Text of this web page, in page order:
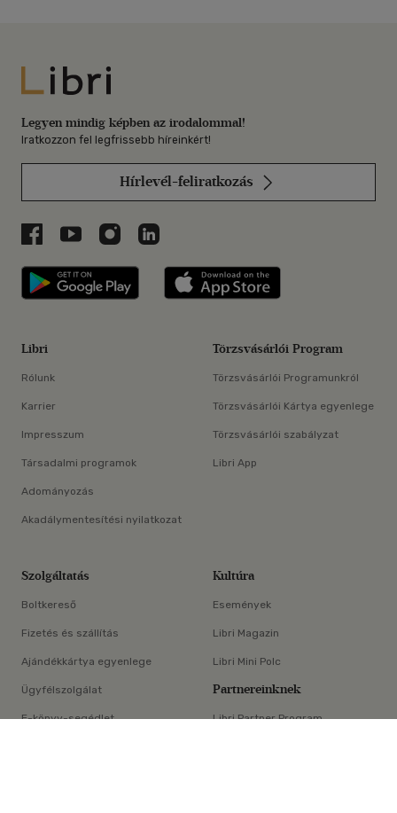
×
Libri
Legyen mindig képben az irodalommal!
Iratkozzon fel legfrissebb híreinkért!
Hírlevél-feliratkozás
Libri a Facebookon
Libri a Youtube-on
Libri az Instagramon
Libri a LinkedInen
Libri applikáció Szerezd meg: Google
Libri
Rólunk
Karrier
Impresszum
Társadalmi programok
Adományozás
Akadálymentesítési nyilatkozat
Törzsvásárlói Program
Törzsvásárlói Programunkról
Törzsvásárlói Kártya egyenlege
Törzsvásárlói szabályzat
Libri App
Szolgáltatás
Boltkereső
Fizetés és szállítás
Ajándékkártya egyenlege
Ügyfélszolgálat
E-könyv-segédlet
Kultúra
Események
Libri Magazin
Libri Mini Polc
Partnereinknek
Libri Partner Program